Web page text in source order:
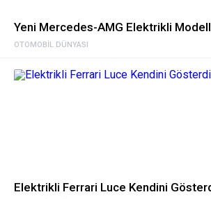
OTOMOBIL DÜNYASI
Yeni Mercedes-AMG Elektrikli
Elektrikli Ferrari Luce Kendini